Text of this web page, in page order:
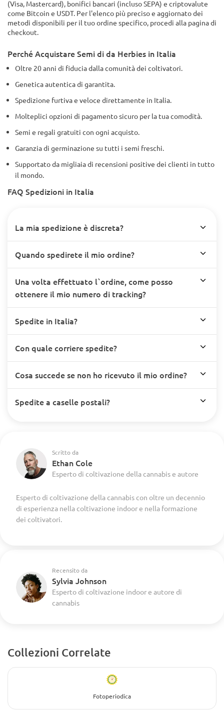
(Visa, Mastercard), bonifici bancari (incluso SEPA) e criptovalute
come Bitcoin e USDT. Per l'elenco più preciso e aggiornato dei
metodi disponibili per il tuo ordine specifico, procedi alla pagina di
checkout.
Perché Acquistare Semi di da Herbies in Italia
Oltre 20 anni di fiducia dalla comunità dei coltivatori.
Genetica autentica di garantita.
Spedizione furtiva e veloce direttamente in Italia.
Molteplici opzioni di pagamento sicuro per la tua comodità.
Semi e regali gratuiti con ogni acquisto.
Garanzia di germinazione su tutti i semi freschi.
Supportato da migliaia di recensioni positive dei clienti in tutto
il mondo.
FAQ Spedizioni in Italia
La mia spedizione è discreta?
Quando spedirete il mio ordine?
Una volta effettuato l`ordine, come posso
ottenere il mio numero di tracking?
Spedite in Italia?
Con quale corriere spedite?
Cosa succede se non ho ricevuto il mio ordine?
Spedite a caselle postali?
Scritto da
Ethan Cole
Esperto di coltivazione della cannabis e autore
Esperto di coltivazione della cannabis con oltre un decennio
di esperienza nella coltivazione indoor e nella formazione
dei coltivatori.
Recensito da
Sylvia Johnson
Esperto di coltivazione indoor e autore di
cannabis
Collezioni Correlate
Fotoperiodica